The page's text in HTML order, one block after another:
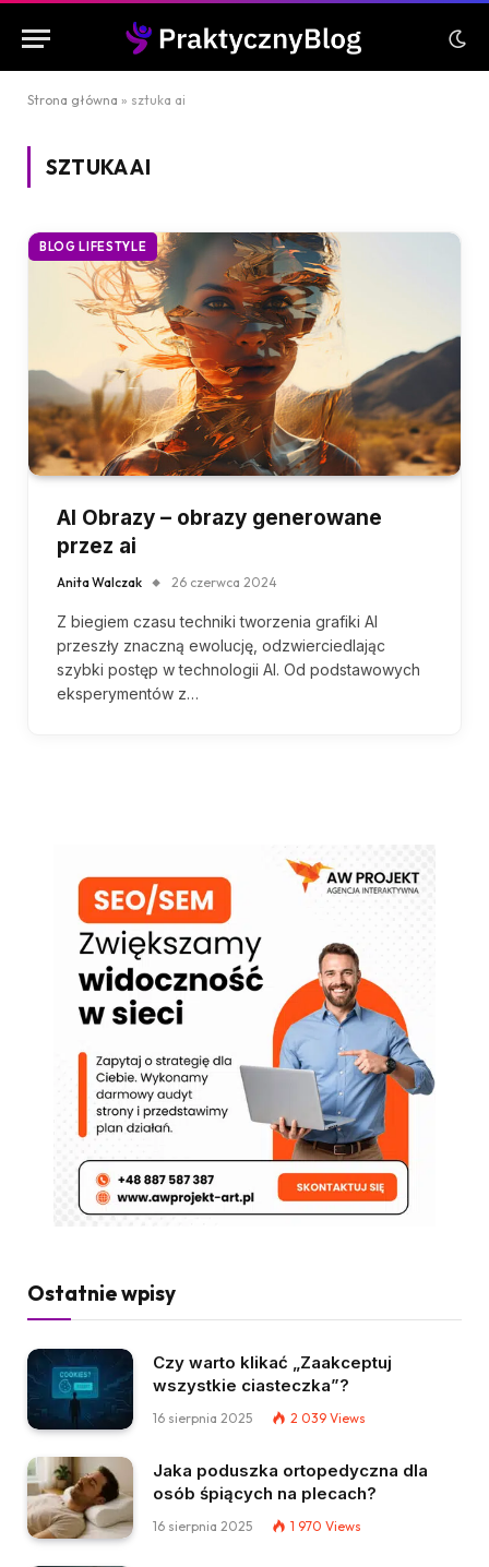
Strona główna » sztuka ai
SZTUKA AI
BLOG LIFESTYLE
AI Obrazy – obrazy generowane
przez ai
Anita Walczak 26 czerwca 2024
Z biegiem czasu techniki tworzenia grafiki AI
przeszły znaczną ewolucję, odzwierciedlając
szybki postęp w technologii AI. Od podstawowych
eksperymentów z…
Ostatnie wpisy
Czy warto klikać „Zaakceptuj
wszystkie ciasteczka”?
16 sierpnia 2025 2 039 Views
Jaka poduszka ortopedyczna dla
osób śpiących na plecach?
16 sierpnia 2025 1 970 Views